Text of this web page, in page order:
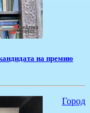
на премию
Город